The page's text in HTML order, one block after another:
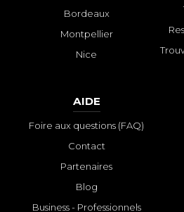
Bordeaux
Montpellier
Nice
AIDE
Foire aux questions (FAQ)
Contact
Partenaires
Blog
Business - Professionnels